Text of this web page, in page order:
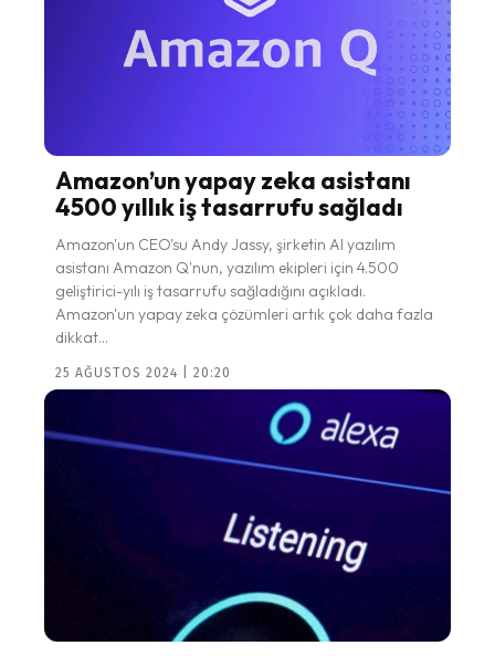
Amazon’un yapay zeka asistanı
4500 yıllık iş tasarrufu sağladı
Amazon'un CEO'su Andy Jassy, şirketin AI yazılım
asistanı Amazon Q'nun, yazılım ekipleri için 4.500
geliştirici-yılı iş tasarrufu sağladığını açıkladı.
Amazon'un yapay zeka çözümleri artık çok daha fazla
dikkat...
25 AĞUSTOS 2024 | 20:20